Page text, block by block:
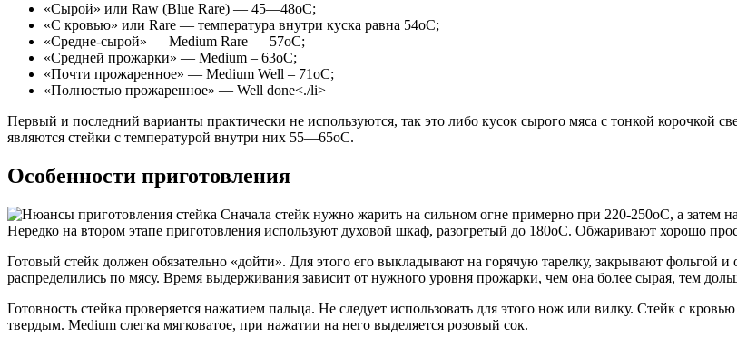
«Сырой» или Raw (Blue Rare) — 45—48оС;
«С кровью» или Rare — температура внутри куска равна 54оС;
«Средне-сырой» — Medium Rare — 57оС;
«Средней прожарки» — Medium – 63оС;
«Почти прожаренное» — Medium Well – 71оС;
«Полностью прожаренное» — Well done<./li>
Первый и последний варианты практически не используются, так это либо кусок сырого мяса с тонкой корочкой
являются стейки с температурой внутри них 55—65оС.
Особенности приготовления
Сначала стейк нужно жарить на сильном огне примерно при 220-250оС, а затем
Нередко на втором этапе приготовления используют духовой шкаф, разогретый до 180оС. Обжаривают хорошо
Готовый стейк должен обязательно «дойти». Для этого его выкладывают на горячую тарелку, закрывают
распределились по мясу. Время выдерживания зависит от нужного уровня прожарки, чем она более сырая, тем
Готовность стейка проверяется нажатием пальца. Не следует использовать для этого нож или вилку. Стейк с
твердым. Medium слегка мягковатое, при нажатии на него выделяется розовый сок.